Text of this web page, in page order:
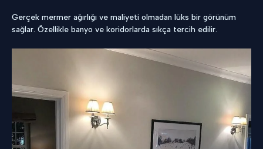
Gerçek mermer ağırlığı ve maliyeti olmadan lüks bir görünüm
sağlar. Özellikle banyo ve koridorlarda sıkça tercih edilir.